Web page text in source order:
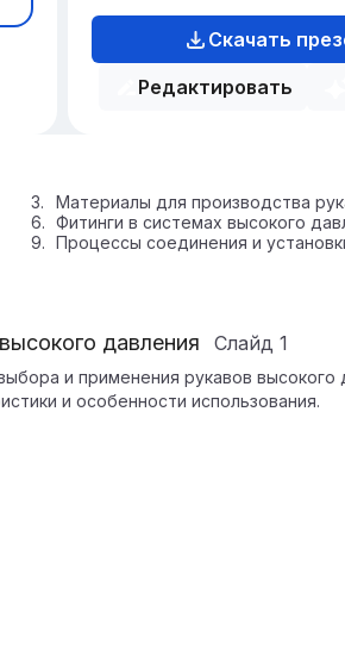
Скачать
Редактировать
Материалы для производства
Фитинги в системах высокого
Процессы соединения и
давления Слайд 1
и применения рукавов высокого
и особенности использования.